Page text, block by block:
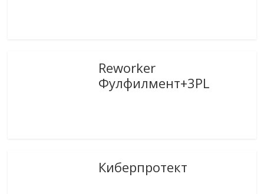
Reworker
Фулфилмент+3PL
Киберпротект